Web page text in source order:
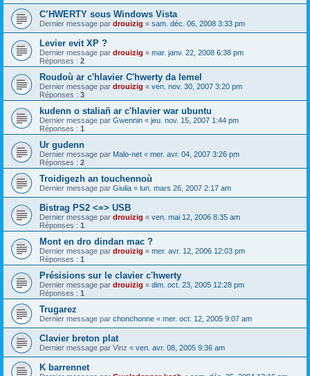
C’HWERTY sous Windows Vista
Dernier message par drouizig « sam. déc. 06, 2008 3:33 pm
Levier evit XP ?
Dernier message par drouizig « mar. janv. 22, 2008 6:38 pm
Réponses : 2
Roudoù ar c'hlavier C'hwerty da lemel
Dernier message par drouizig « ven. nov. 30, 2007 3:20 pm
Réponses : 3
kudenn o staliañ ar c'hlavier war ubuntu
Dernier message par Gwennin « jeu. nov. 15, 2007 1:44 pm
Réponses : 1
Ur gudenn
Dernier message par Malo-net « mer. avr. 04, 2007 3:26 pm
Réponses : 2
Troidigezh an touchennoù
Dernier message par Giulia « lun. mars 26, 2007 2:17 am
Bistrag PS2 <=> USB
Dernier message par drouizig « ven. mai 12, 2006 8:35 am
Réponses : 1
Mont en dro dindan mac ?
Dernier message par drouizig « mer. avr. 12, 2006 12:03 pm
Réponses : 1
Présisions sur le clavier c'hwerty
Dernier message par drouizig « dim. oct. 23, 2005 12:28 pm
Réponses : 1
Trugarez
Dernier message par chonchonne « mer. oct. 12, 2005 9:07 am
Clavier breton plat
Dernier message par Vinz « ven. avr. 08, 2005 9:36 am
K barrennet